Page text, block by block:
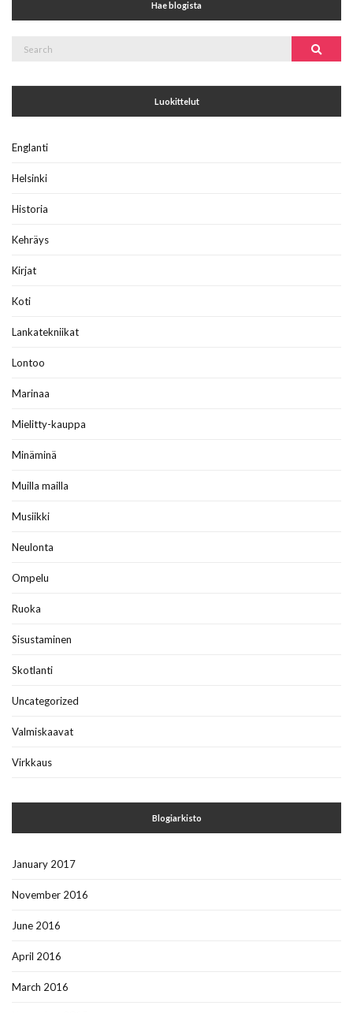
Hae blogista
Search
Luokittelut
Englanti
Helsinki
Historia
Kehräys
Kirjat
Koti
Lankatekniikat
Lontoo
Marinaa
Mielitty-kauppa
Minäminä
Muilla mailla
Musiikki
Neulonta
Ompelu
Ruoka
Sisustaminen
Skotlanti
Uncategorized
Valmiskaavat
Virkkaus
Blogiarkisto
January 2017
November 2016
June 2016
April 2016
March 2016